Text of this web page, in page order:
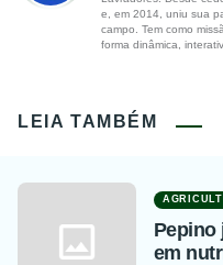
e, em 2014, uniu sua
campo. Tem como
forma dinâmica,
LEIA TAMBÉM
Pepino
em